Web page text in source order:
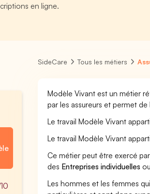
en ligne.
SideCare Tous les métiers
Modèle Vivant est un métier
par les assureurs et permet
Le travail Modèle Vivant
Le travail Modèle Vivant
Ce métier peut être exercé
des Entreprises individuelles
Les hommes et les femmes